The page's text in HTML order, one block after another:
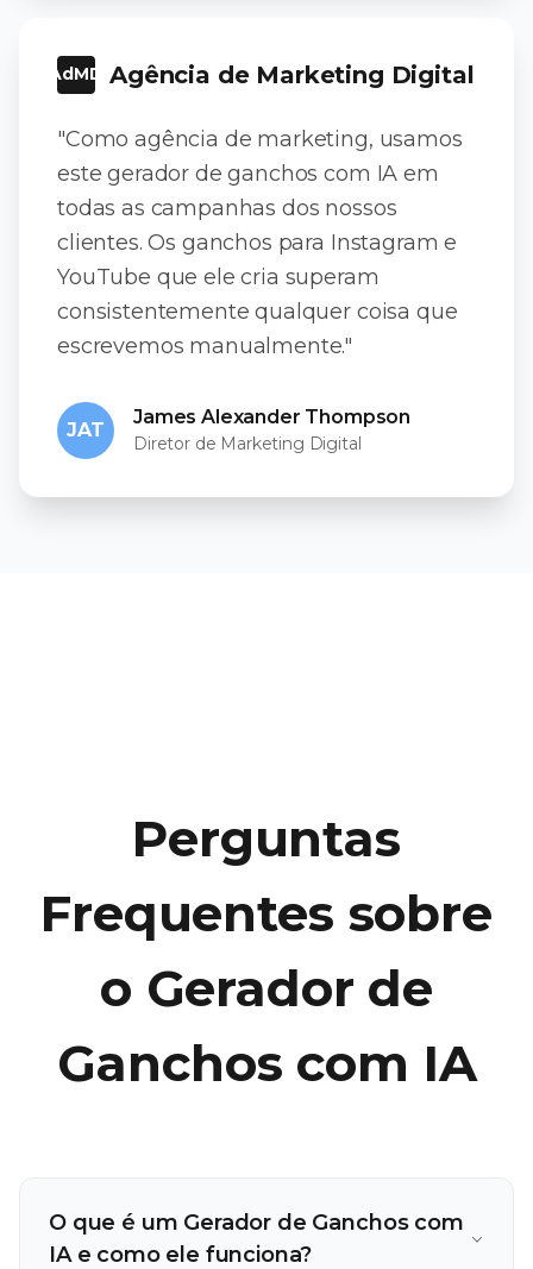
AdMD Agência de Marketing Digital
"Como agência de marketing, usamos
este gerador de ganchos com IA em
todas as campanhas dos nossos
clientes. Os ganchos para Instagram e
YouTube que ele cria superam
consistentemente qualquer coisa que
escrevemos manualmente."
JAT
James Alexander Thompson
Diretor de Marketing Digital
Perguntas
Frequentes sobre
o Gerador de
Ganchos com IA
O que é um Gerador de Ganchos com
IA e como ele funciona?